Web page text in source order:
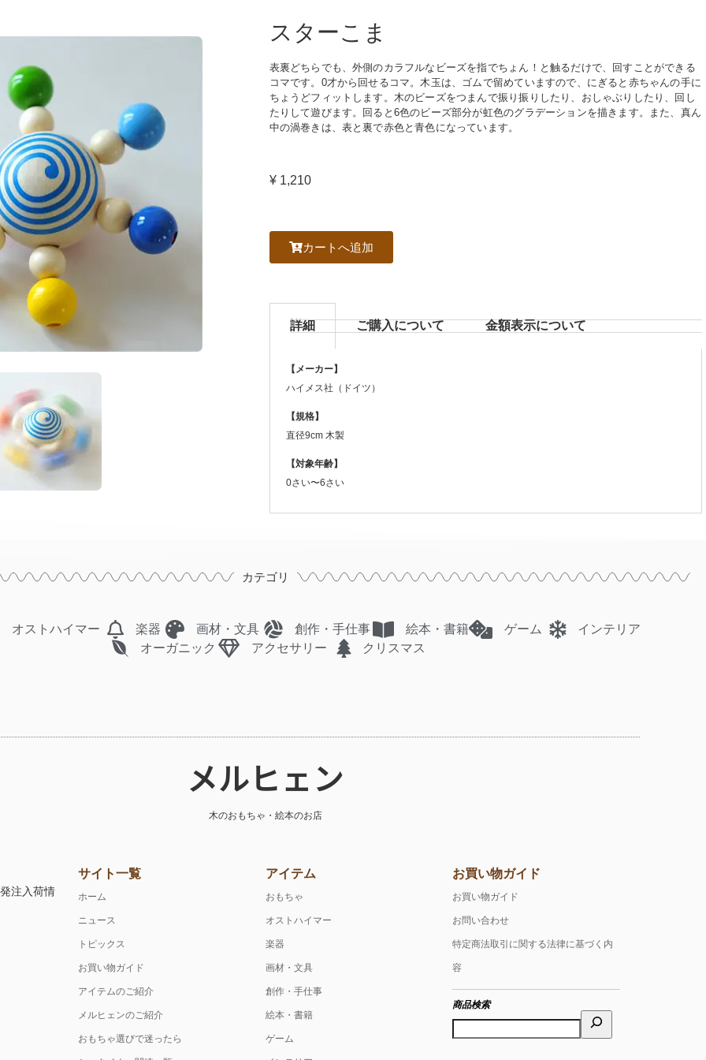
スターこま
表裏どちらでも、外側のカラフルなビーズを指でちょん！と触るだけで、回すことができる
コマです。0才から回せるコマ。木玉は、ゴムで留めていますので、にぎると赤ちゃんの手に
ちょうどフィットします。木のビーズをつまんで振り振りしたり、おしゃぶりしたり、回し
たりして遊びます。回ると6色のビーズ部分が虹色のグラデーションを描きます。また、真ん
中の渦巻きは、表と裏で赤色と青色になっています。
¥ 1,210
カートへ追加
詳細 ご購入について ⾦額表⽰について
【メーカー】
ハイメス社（ドイツ）
【規格】
直径9cm 木製
【対象年齢】
0さい〜6さい
カテゴリ
オストハイマー 楽器 画材・文具 創作・手仕事 絵本・書籍 ゲーム
インテリア
オーガニック
アクセサリー クリスマス
メルヒェン
木のおもちゃ・絵本のお店
注入荷情
サイト一覧
ホーム
ニュース
トピックス
お買い物ガイド
アイテムのご紹介
メルヒェンのご紹介
おもちゃ選びで迷ったら
アイテム
おもちゃ
オストハイマー
楽器
画材・文具
創作・手仕事
絵本・書籍
ゲーム
お買い物ガイド
お買い物ガイド
お問い合わせ
特定商法取引に関する法律に基づく内
容
商品検索